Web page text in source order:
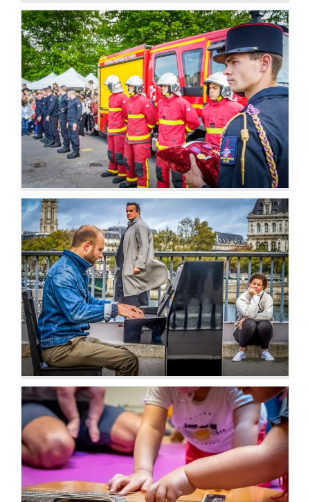
Cérémonies, inaugurations
Street Photography
Initiations Danse, Musique